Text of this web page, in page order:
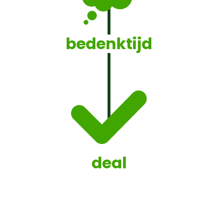
bedenktijd
deal